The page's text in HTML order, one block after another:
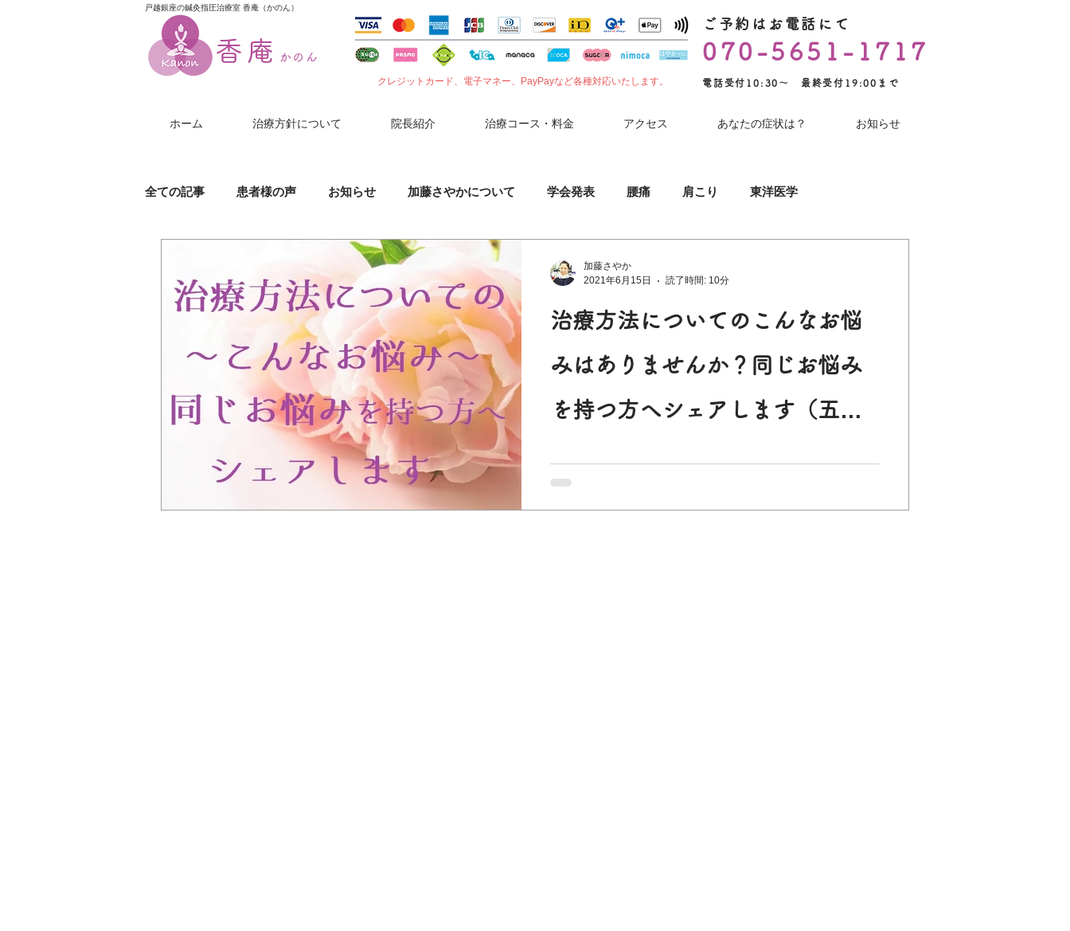
戸越銀座の鍼灸指圧治療室 香庵（かのん）
香庵 かのん
クレジットカード、電子マネー、PayPayなど各種対応いたします。
ご予約はお電話にて
070-5651-1717
電話受付10:30～ 最終受付19:00まで
ホーム 治療方針について 院長紹介 治療コース・料金 アクセス あなたの症状は？ お知らせ
全ての記事 患者様の声 お知らせ 加藤さやかについて 学会発表 腰痛 肩こり 東洋医学
噛みしめ 肘（ひじ）の痛み
じんましん 小児鍼 胃腸症状 夏バテ コロナワクチン副反応 コロナワクチン
首の痛み 心とからだ 神経痛 更年期
治療方法についてのこんなお悩
みはありませんか？同じお悩み
を持つ方へシェアします（五反
加藤さやか
2021年6月15日
読了時間: 10分